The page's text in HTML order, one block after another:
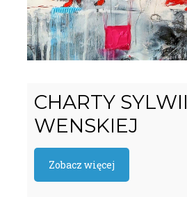
CHARTY SYLWII
WENSKIEJ
Zobacz więcej